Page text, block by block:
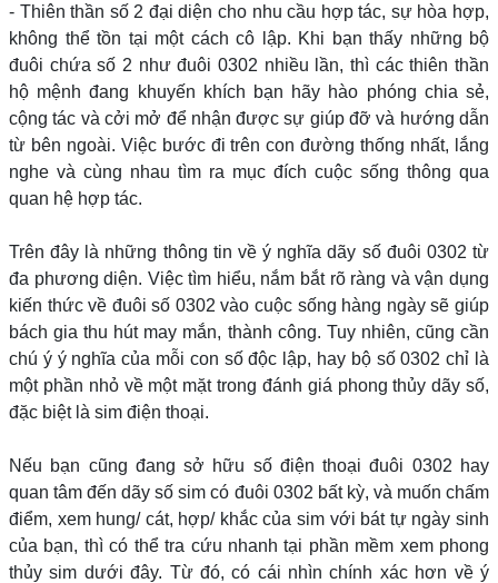
- Thiên thần số 2 đại diện cho nhu cầu hợp tác, sự hòa hợp,
không thể tồn tại một cách cô lập. Khi bạn thấy những bộ
đuôi chứa số 2 như đuôi 0302 nhiều lần, thì các thiên thần
hộ mệnh đang khuyến khích bạn hãy hào phóng chia sẻ,
cộng tác và cởi mở để nhận được sự giúp đỡ và hướng dẫn
từ bên ngoài. Việc bước đi trên con đường thống nhất, lắng
nghe và cùng nhau tìm ra mục đích cuộc sống thông qua
quan hệ hợp tác.
Trên đây là những thông tin về ý nghĩa dãy số đuôi 0302 từ
đa phương diện. Việc tìm hiểu, nắm bắt rõ ràng và vận dụng
kiến thức về đuôi số 0302 vào cuộc sống hàng ngày sẽ giúp
bách gia thu hút may mắn, thành công. Tuy nhiên, cũng cần
chú ý ý nghĩa của mỗi con số độc lập, hay bộ số 0302 chỉ là
một phần nhỏ về một mặt trong đánh giá phong thủy dãy số,
đặc biệt là sim điện thoại.
Nếu bạn cũng đang sở hữu số điện thoại đuôi 0302 hay
quan tâm đến dãy số sim có đuôi 0302 bất kỳ, và muốn chấm
điểm, xem hung/ cát, hợp/ khắc của sim với bát tự ngày sinh
của bạn, thì có thể tra cứu nhanh tại phần mềm xem phong
thủy sim dưới đây. Từ đó, có cái nhìn chính xác hơn về ý